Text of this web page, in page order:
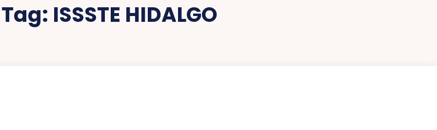
Tag: ISSSTE HIDALGO